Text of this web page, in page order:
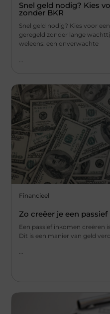
Snel geld nodig? Kies
zonder BKR
Snel geld nodig? Kies voor
geregeld zonder lange
weleens: een onverwachte
Financieel
Zo creëer je een
Een passief inkomen creëren
Dit is een manier van geld
...